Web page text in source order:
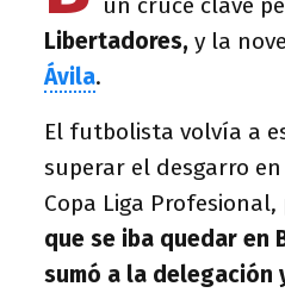
Libertadores, y la
Ávila.
El futbolista volvía a
superar el desgarro
Copa Liga Profesional,
que se iba quedar en
sumó a la delegación